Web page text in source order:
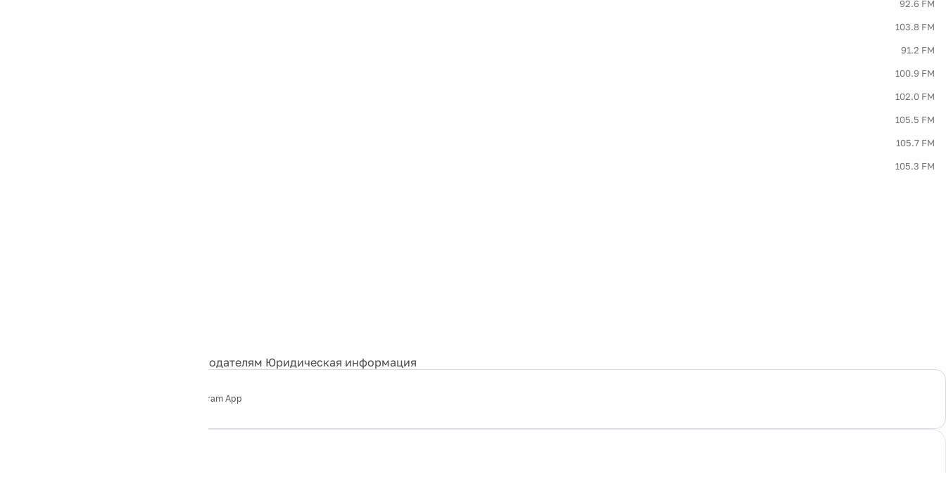
92.6 FM
103.8 FM
91.2 FM
100.9 FM
102.0 FM
105.5 FM
105.7 FM
105.3 FM
Рекламодателям Юридическая информация
Telegram App